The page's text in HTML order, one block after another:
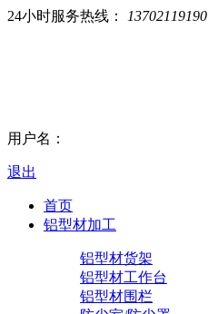
24小时服务热线： 13702119190
用户名：
退出
首页
铝型材加工
铝型材货架
铝型材工作台
铝型材围栏